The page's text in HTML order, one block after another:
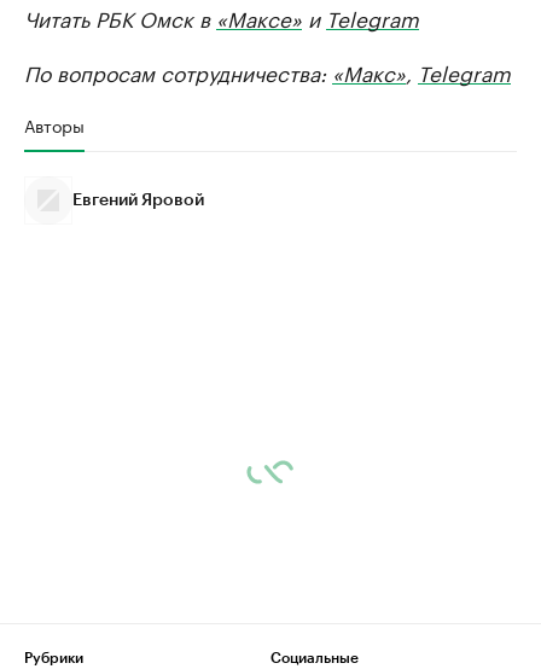
Читать РБК Омск в «Максе» и Telegram
По вопросам сотрудничества: «Макс», Telegram
Авторы
Евгений Яровой
Рубрики
Социальные